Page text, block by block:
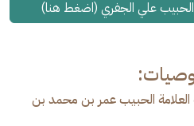
علي الجفري (اضغط هنا)
العلامة الحبيب عمر بن محمد بن